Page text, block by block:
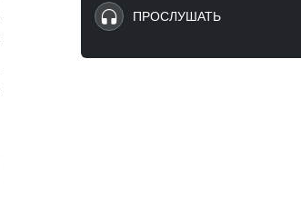
ПРОСЛУШАТЬ